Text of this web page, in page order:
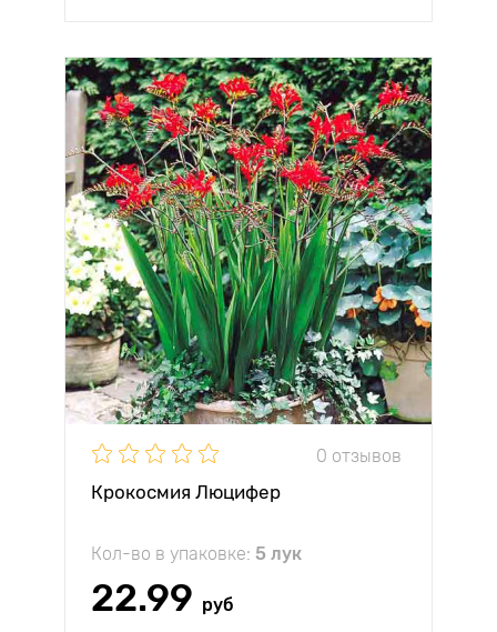
0 отзывов
Крокосмия Люцифер
Кол-во в упаковке: 5 лук
22.99 руб